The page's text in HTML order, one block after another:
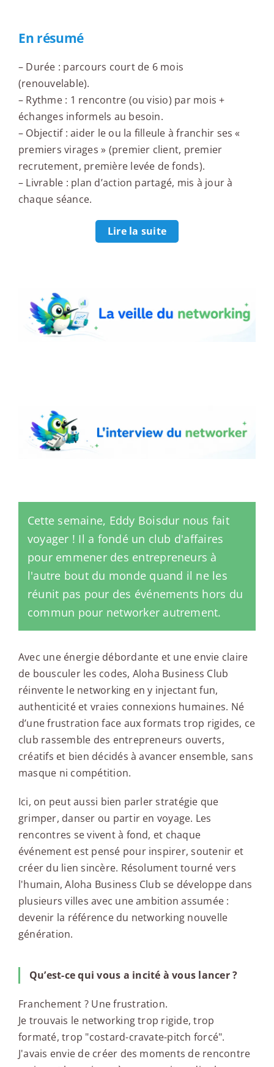
En résumé
– Durée : parcours court de 6 mois
(renouvelable).
– Rythme : 1 rencontre (ou visio) par mois +
échanges informels au besoin.
– Objectif : aider le ou la filleule à franchir ses «
premiers virages » (premier client, premier
recrutement, première levée de fonds).
– Livrable : plan d’action partagé, mis à jour à
chaque séance.
Lire la suite
Cette semaine, Eddy Boisdur nous fait
voyager ! Il a fondé un club d'affaires
pour emmener des entrepreneurs à
l'autre bout du monde quand il ne les
réunit pas pour des événements hors du
commun pour networker autrement.
Avec une énergie débordante et une envie claire
de bousculer les codes, Aloha Business Club
réinvente le networking en y injectant fun,
authenticité et vraies connexions humaines. Né
d’une frustration face aux formats trop rigides, ce
club rassemble des entrepreneurs ouverts,
créatifs et bien décidés à avancer ensemble, sans
masque ni compétition.
Ici, on peut aussi bien parler stratégie que
grimper, danser ou partir en voyage. Les
rencontres se vivent à fond, et chaque
événement est pensé pour inspirer, soutenir et
créer du lien sincère. Résolument tourné vers
l'humain, Aloha Business Club se développe dans
plusieurs villes avec une ambition assumée :
devenir la référence du networking nouvelle
génération.
Qu’est-ce qui vous a incité à vous lancer ?
Franchement ? Une frustration.
Je trouvais le networking trop rigide, trop
formaté, trop "costard-cravate-pitch forcé".
J'avais envie de créer des moments de rencontre